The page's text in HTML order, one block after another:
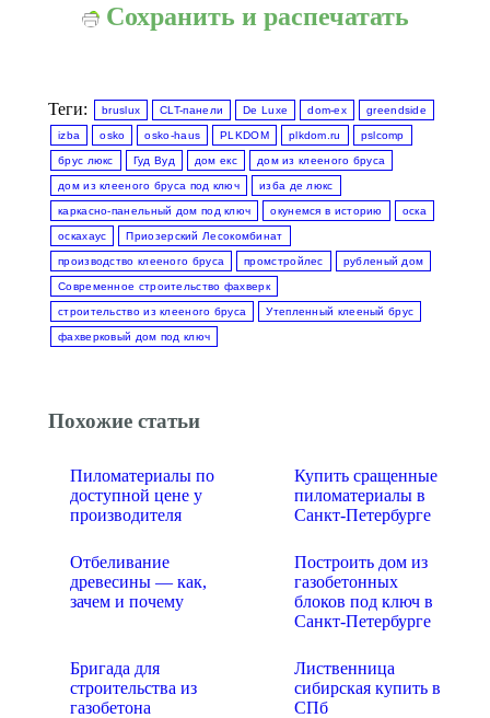
Сохранить и распечатать
Теги: bruslux CLT-панели De Luxe dom-ex greendside
izba osko osko-haus PLKDOM plkdom.ru pslcomp
брус люкс Гуд Вуд дом екс дом из клееного бруса
дом из клееного бруса под ключ изба де люкс
каркасно-панельный дом под ключ окунемся в историю оска
оскахаус Приозерский Лесокомбинат
производство клееного бруса промстройлес рубленый дом
Современное строительство фахверк
строительство из клееного бруса Утепленный клееный брус
фахверковый дом под ключ
Похожие статьи
Пиломатериалы по
доступной цене у
производителя
Купить сращенные
пиломатериалы в
Санкт-Петербурге
Отбеливание
древесины — как,
зачем и почему
Построить дом из
газобетонных
блоков под ключ в
Санкт-Петербурге
Бригада для
строительства из
газобетона
Лиственница
сибирская купить в
СПб